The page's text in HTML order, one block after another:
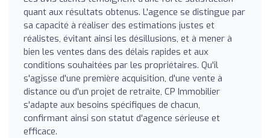
quant aux résultats obtenus. L'agence se distingue par
sa capacité à réaliser des estimations justes et
réalistes, évitant ainsi les désillusions, et à mener à
bien les ventes dans des délais rapides et aux
conditions souhaitées par les propriétaires. Qu'il
s'agisse d'une première acquisition, d'une vente à
distance ou d'un projet de retraite, CP Immobilier
s'adapte aux besoins spécifiques de chacun,
confirmant ainsi son statut d'agence sérieuse et
efficace.